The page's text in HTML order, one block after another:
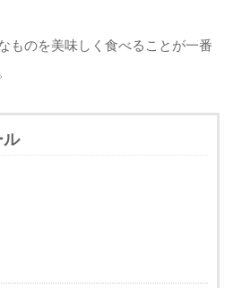
ものを美味しく食べることが一番
ル